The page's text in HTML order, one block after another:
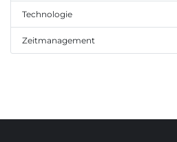
Technologie
Zeitmanagement